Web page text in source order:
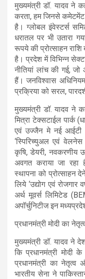
मुख्यमंत्री डॉ. यादव ने
करता, हम जिनसे
है। ग्लोबल इंवेस्टर्स
धरातल पर भी उतारा
रूपये की प्रोत्साहन
है। प्रदेश में विभिन्न
नीतियां लांच की गई,
हैं। जनविश्वास
प्रक्रिया को सरल,
मुख्यमंत्री डॉ. यादव ने
मित्रा टेक्सटाईल पार्क
एवं उज्जैन मे नई आईटी
‘स्पिरिच्युअल एवं वेलनेस
कृषि, डेयरी, नवकरणीय
अवगत कराया जा रहा
स्थापना को
लिये ‘उद्योग एवं
अर्थ मूवर्स लिमिटेड
अपॉर्चुनिटीज इन
प्रधानमंत्री मोदी का
मुख्यमंत्री डॉ. यादव ने
कि प्रधानमंत्री मोदी
प्रधानमंत्री का नेतृत्व
भारतीय सेना ने